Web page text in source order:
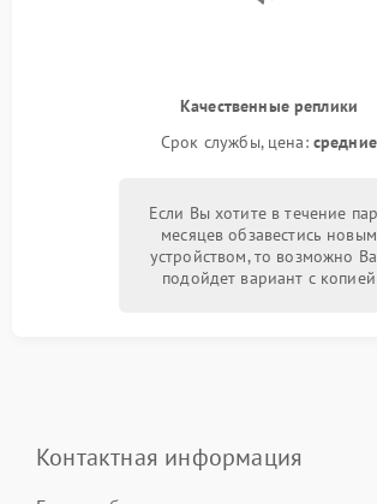
Качественные реплики
Срок службы, цена: средние
Если Вы хотите в течение
месяцев обзавестись новым
устройством, то возможно
подойдет вариант с копией
Контактная информация